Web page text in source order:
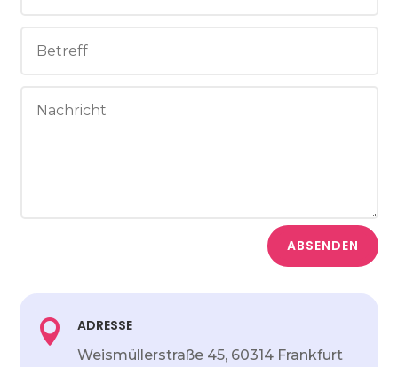
ABSENDEN
 ADRESSE
Weismüllerstraße 45, 60314 Frankfurt